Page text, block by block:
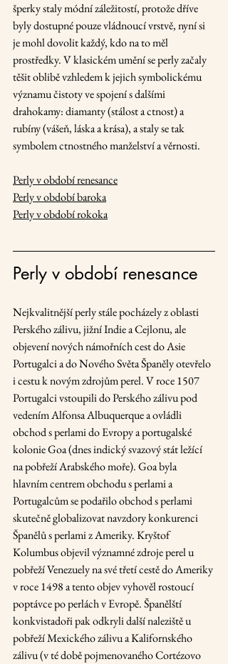
šperky staly módní záležitostí, protože dříve
byly dostupné pouze vládnoucí vrstvě, nyní si
je mohl dovolit každý, kdo na to měl
prostředky. V klasickém umění se perly začaly
těšit oblibě vzhledem k jejich symbolickému
významu čistoty ve spojení s dalšími
drahokamy: diamanty (stálost a ctnost) a
rubíny (vášeň, láska a krása), a staly se tak
symbolem ctnostného manželství a věrnosti.
Perly v období renesance
Perly v období baroka
Perly v období rokoka
Perly v období renesance
Nejkvalitnější perly stále pocházely z oblasti
Perského zálivu, jižní Indie a Cejlonu, ale
objevení nových námořních cest do Asie
Portugalci a do Nového Světa Španěly otevřelo
i cestu k novým zdrojům perel. V roce 1507
Portugalci vstoupili do Perského zálivu pod
vedením Alfonsa Albuquerque a ovládli
obchod s perlami do Evropy a portugalské
kolonie Goa (dnes indický svazový stát ležící
na pobřeží Arabského moře). Goa byla
hlavním centrem obchodu s perlami a
Portugalcům se podařilo obchod s perlami
skutečně globalizovat navzdory konkurenci
Španělů s perlami z Ameriky. Kryštof
Kolumbus objevil významné zdroje perel u
pobřeží Venezuely na své třetí cestě do Ameriky
v roce 1498 a tento objev vyhověl rostoucí
poptávce po perlách v Evropě. Španělští
konkvistadoři pak odkryli další naleziště u
pobřeží Mexického zálivu a Kalifornského
zálivu (v té době pojmenovaného Cortézovo